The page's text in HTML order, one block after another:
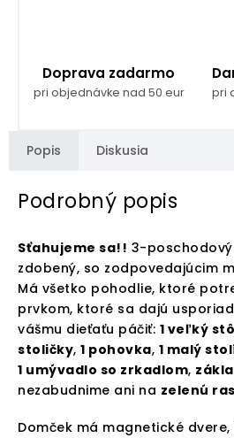
Doprava zadarmo
pri objednávke nad 50 eur pri
Popis Diskusia
Podrobný popis
Sťahujeme sa!! 3-
zdobený, so zodpovedajúcim
Má všetko pohodlie, ktoré
prvkom, ktoré sa dajú
vášmu dieťaťu páčiť: 1 veľký
stoličky, 1 pohovka, 1 malý
1 umývadlo so zrkadlom,
nezabudnime ani na zelenú
Domček má magnetické